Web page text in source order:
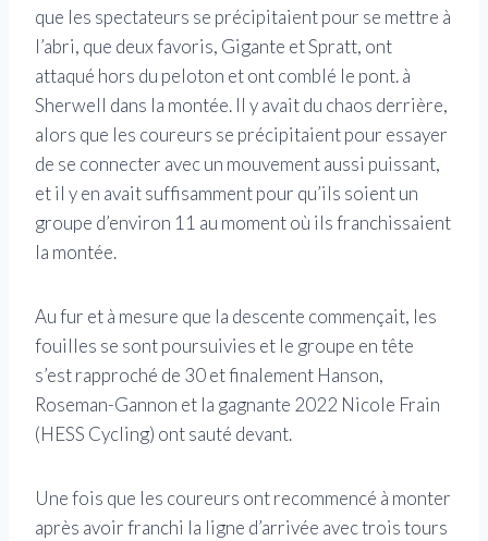
que les spectateurs se précipitaient pour se mettre à
l’abri, que deux favoris, Gigante et Spratt, ont
attaqué hors du peloton et ont comblé le pont. à
Sherwell dans la montée. Il y avait du chaos derrière,
alors que les coureurs se précipitaient pour essayer
de se connecter avec un mouvement aussi puissant,
et il y en avait suffisamment pour qu’ils soient un
groupe d’environ 11 au moment où ils franchissaient
la montée.
Au fur et à mesure que la descente commençait, les
fouilles se sont poursuivies et le groupe en tête
s’est rapproché de 30 et finalement Hanson,
Roseman-Gannon et la gagnante 2022 Nicole Frain
(HESS Cycling) ont sauté devant.
Une fois que les coureurs ont recommencé à monter
après avoir franchi la ligne d’arrivée avec trois tours